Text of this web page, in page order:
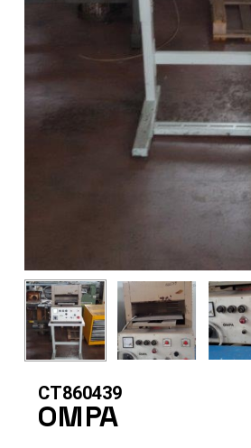
CT860439
OMPA